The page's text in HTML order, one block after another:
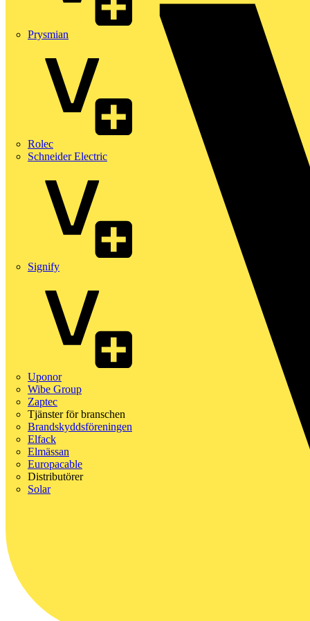
Prysmian
Rolec
Schneider Electric
Signify
Uponor
Wibe Group
Zaptec
Tjänster för branschen
Brandskyddsföreningen
Elfack
Elmässan
Europacable
Distributörer
Solar